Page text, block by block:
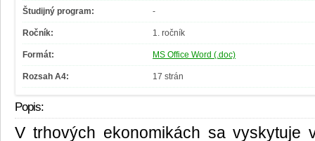
Študijný program: -
Ročník: 1. ročník
Formát: MS Office Word (.doc)
Rozsah A4: 17 strán
Popis:
V trhových ekonomikách sa vyskytuje